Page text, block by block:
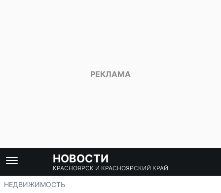
НОВОСТИ
КРАСНОЯРСК И КРАСНОЯРСКИЙ КРАЙ
НЕДВИЖИМОСТЬ